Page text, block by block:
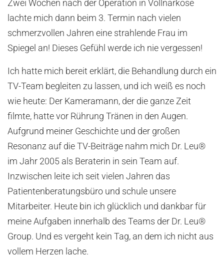
Zwei Wochen nach der Operation in Vollnarkose
lachte mich dann beim 3. Termin nach vielen
schmerzvollen Jahren eine strahlende Frau im
Spiegel an! Dieses Gefühl werde ich nie vergessen!
Ich hatte mich bereit erklärt, die Behandlung durch ein
TV-Team begleiten zu lassen, und ich weiß es noch
wie heute: Der Kameramann, der die ganze Zeit
filmte, hatte vor Rührung Tränen in den Augen.
Aufgrund meiner Geschichte und der großen
Resonanz auf die TV-Beiträge nahm mich Dr. Leu®
im Jahr 2005 als Beraterin in sein Team auf.
Inzwischen leite ich seit vielen Jahren das
Patientenberatungsbüro und schule unsere
Mitarbeiter. Heute bin ich glücklich und dankbar für
meine Aufgaben innerhalb des Teams der Dr. Leu®
Group. Und es vergeht kein Tag, an dem ich nicht aus
vollem Herzen lache.